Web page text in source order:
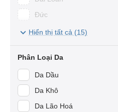
Medi-Peel
Paula's Choice
HELIOCARE
Sheeskin
Đức
Pháp
Nhật Bản
Hàn Quốc
Việt Nam
Hiển thị tất cả (15)
Phân Loại Da
Da Dầu
Da Khô
Da Lão Hoá